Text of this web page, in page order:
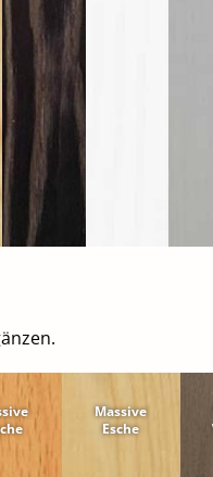
Massive
Esche